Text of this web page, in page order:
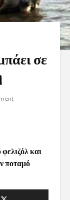
σε
και
ποταμό